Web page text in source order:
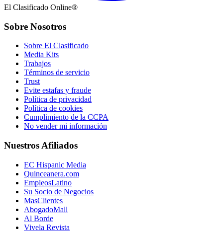
El Clasificado Online®
Sobre Nosotros
Sobre El Clasificado
Media Kits
Trabajos
Términos de servicio
Trust
Evite estafas y fraude
Política de privacidad
Política de cookies
Cumplimiento de la CCPA
No vender mi información
Nuestros Afiliados
EC Hispanic Media
Quinceanera.com
EmpleosLatino
Su Socio de Negocios
MasClientes
AbogadoMall
Al Borde
Vivela Revista